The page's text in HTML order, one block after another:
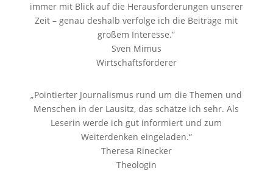
immer mit Blick auf die Herausforderungen unserer
Zeit – genau deshalb verfolge ich die Beiträge mit
großem Interesse.”
Sven Mimus
Wirtschaftsförderer
„Pointierter Journalismus rund um die Themen und
Menschen in der Lausitz, das schätze ich sehr. Als
Leserin werde ich gut informiert und zum
Weiterdenken eingeladen.“
Theresa Rinecker
Theologin